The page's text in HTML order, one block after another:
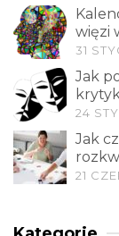
więzi
31
Jak
24
Jak
21